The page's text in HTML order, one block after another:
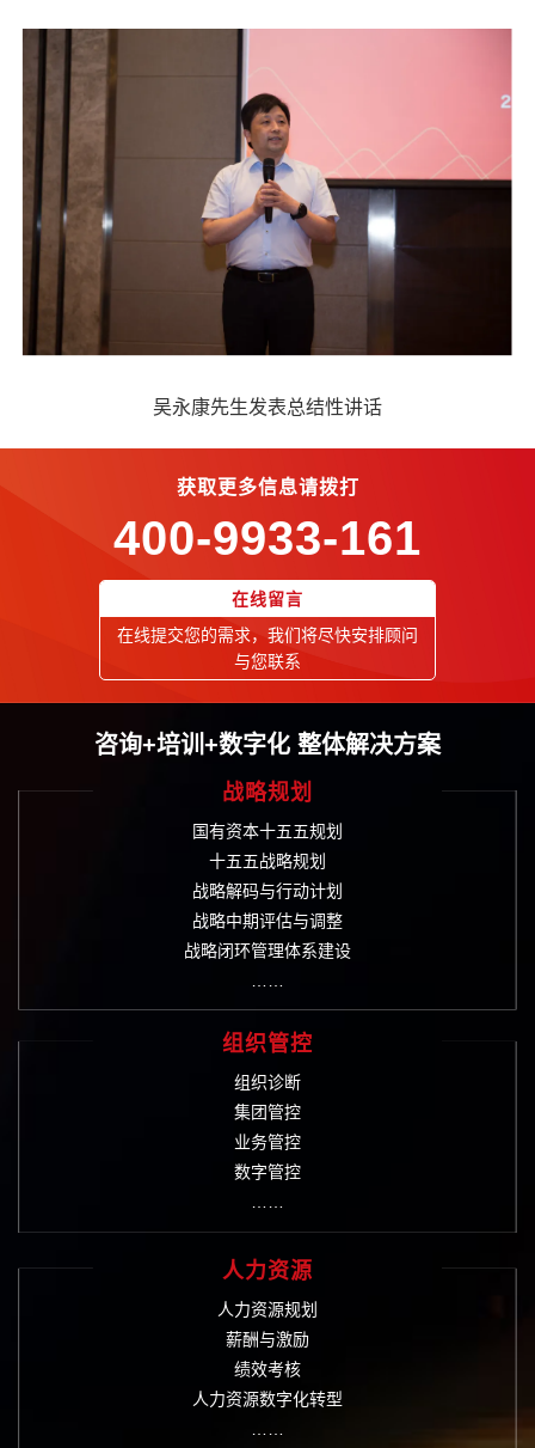
吴永康先生发表总结性讲话
获取更多信息请拨打
400-9933-161
在线留言
在线提交您的需求，我们将尽快安排顾问
与您联系
咨询+培训+数字化 整体解决方案
战略规划
国有资本十五五规划
十五五战略规划
战略解码与行动计划
战略中期评估与调整
战略闭环管理体系建设
……
组织管控
组织诊断
集团管控
业务管控
数字管控
……
人力资源
人力资源规划
薪酬与激励
绩效考核
人力资源数字化转型
……